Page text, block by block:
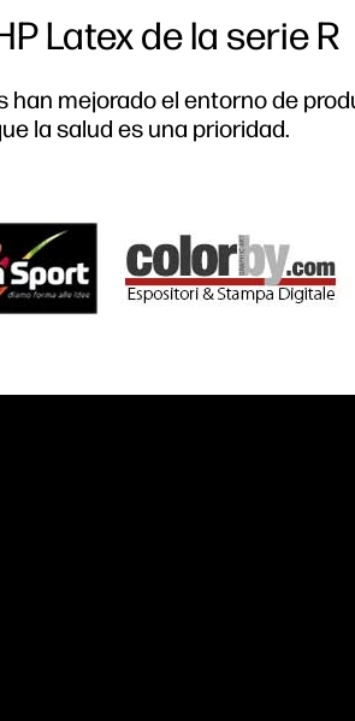
Latex de la serie R
han mejorado el entorno de
la salud es una prioridad.